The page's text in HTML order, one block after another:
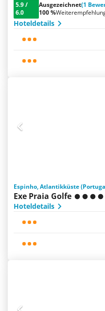
5.9/
6.0
Ausgezeichnet(1
100 %
Hoteldetails
Espinho, Atlantikküste
Exe Praia Golfe
Hoteldetails